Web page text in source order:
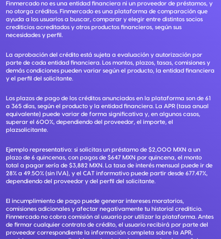
Finmercado no es una entidad financiera ni un proveedor de préstamos, y
no otorga créditos. Finmercado es una plataforma de comparación que
ayuda a los usuarios a buscar, comparar y elegir entre distintos socios
crediticios acreditados y otros productos financieros, según sus
necesidades y perfil.
La aprobación del crédito está sujeta a evaluación y autorización por
parte de cada entidad financiera. Los montos, plazos, tasas, comisiones y
demás condiciones pueden variar según el producto, la entidad financiera
y el perfil del solicitante.
Los plazos de pago de los créditos anunciados en la plataforma son de 61
a 365 días, según el producto y la entidad financiera. La APR (tasa anual
equivalente) puede variar de forma significativa y, en algunos casos,
superar el 600%, dependiendo del proveedor, el importe, el
plazsolicitante.
Ejemplo representativo: si solicitas un préstamo de $2,000 MXN a un
plazo de 6 quincenas, con pagos de $647 MXN por quincena, el monto
total a pagar sería de $3,882 MXN. La tasa de interés mensual puede ir de
28% a 49.50% (sin IVA), y el CAT informativo puede partir desde 677.47%,
dependiendo del proveedor y del perfil del solicitante.
El incumplimiento de pago puede generar intereses moratorios,
comisiones adicionales y afectar negativamente tu historial crediticio.
Finmercado no cobra comisión al usuario por utilizar la plataforma. Antes
de firmar cualquier contrato de crédito, el usuario recibirá por parte del
proveedor correspondiente la información completa sobre la APR,